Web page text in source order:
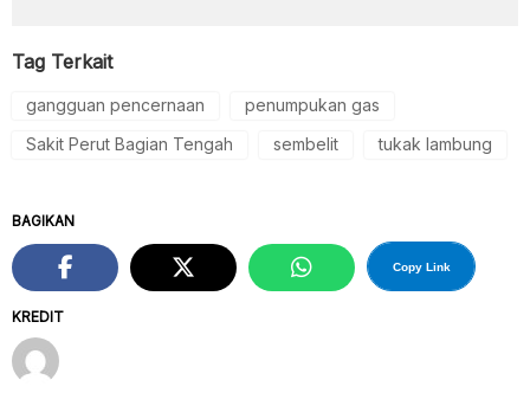
Tag Terkait
gangguan pencernaan
penumpukan gas
Sakit Perut Bagian Tengah
sembelit tukak lambung
KREDIT
BAGIKAN
Copy Link